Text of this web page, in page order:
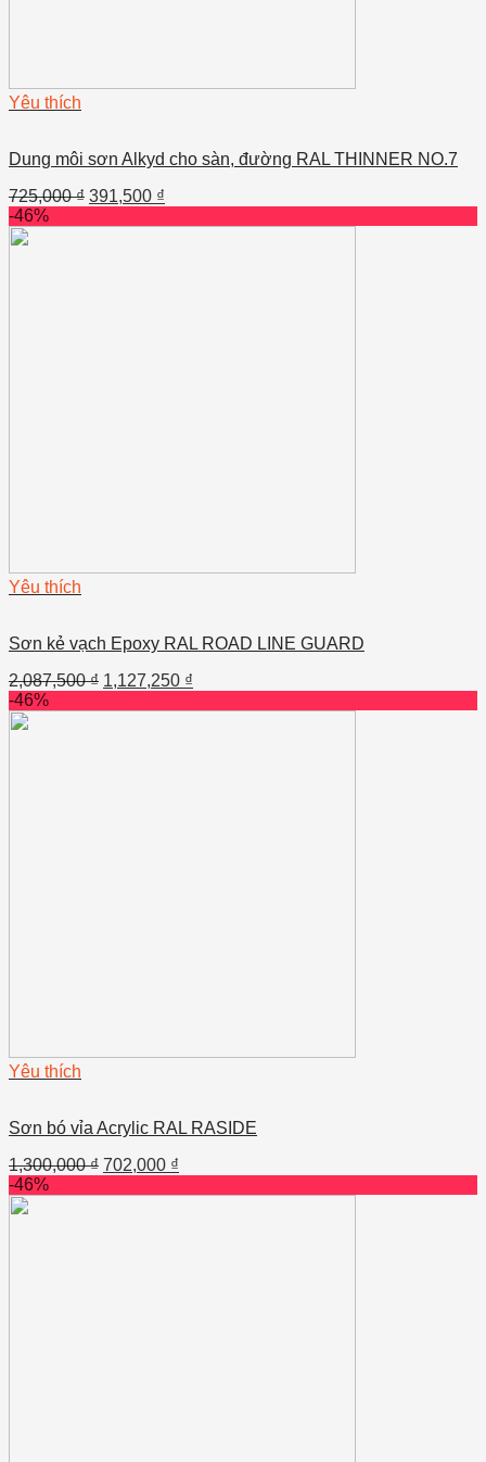
Yêu thích
Dung môi sơn Alkyd cho sàn, đường RAL THINNER NO.7
725,000₫ 391,500 ₫
-46%
Yêu thích
Sơn kẻ vạch Epoxy RAL ROAD LINE GUARD
2,087,500₫ 1,127,250 ₫
-46%
Yêu thích
Sơn bó vỉa Acrylic RAL RASIDE
1,300,000₫ 702,000 ₫
-46%